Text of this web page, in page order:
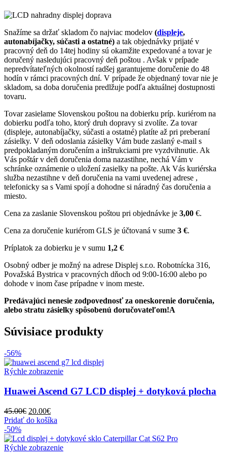
Snažíme sa držať skladom čo najviac modelov (displeje,
autonabíjačky, súčasti a ostatné) a tak objednávky prijaté v
pracovný deň do 14tej hodiny sú okamžite expedované a tovar je
doručený nasledujúci pracovný deň poštou . Avšak v prípade
nepredvítateľných okolností radšej garantujeme doručenie do 48
hodín v rámci pracovných dní. V prípade že objednaný tovar nie je
skladom, sa doba doručenia predlžuje podľa aktuálnej dostupnosti
tovaru.
Tovar zasielame Slovenskou poštou na dobierku príp. kuriérom na
dobierku podľa toho, ktorý druh dopravy si zvolíte. Za tovar
(displeje, autonabíjačky, súčasti a ostatné) platíte až pri preberaní
zásielky. V deň odoslania zásielky Vám bude zaslaný e-mail s
predpokladaným doručením a inštrukciami pre vyzdvihnutie. Ak
Vás poštár v deň doručenia doma nazastihne, nechá Vám v
schránke oznámenie o uložení zasielky na pošte. Ak Vás kuriérska
služba nezastihne v deň doručenia na vami uvedenej adrese ,
telefonicky sa s Vami spojí a dohodne si náradný čas doručenia a
miesto.
Cena za zaslanie Slovenskou poštou pri objednávke je 3,00 €.
Cena za doručenie kuriérom GLS je účtovaná v sume 3 €.
Príplatok za dobierku je v sumu 1,2 €
Osobný odber je možný na adrese Displej s.r.o. Robotnícka 316,
Považská Bystrica v pracovných dňoch od 9:00-16:00 alebo po
dohode v inom čase prípadne v inom meste.
Predávajúci nenesie zodpovednosť za oneskorenie doručenia,
alebo stratu zásielky spôsobenú doručovateľom!A
Súvisiace produkty
-56%
Rýchle zobrazenie
Huawei Ascend G7 LCD displej + dotyková plocha
45.00€ Pôvodná
cena
45.00€.
20.00€Aktuálna
cena
20.00€.
Pridať do košíka
-50%
Rýchle zobrazenie